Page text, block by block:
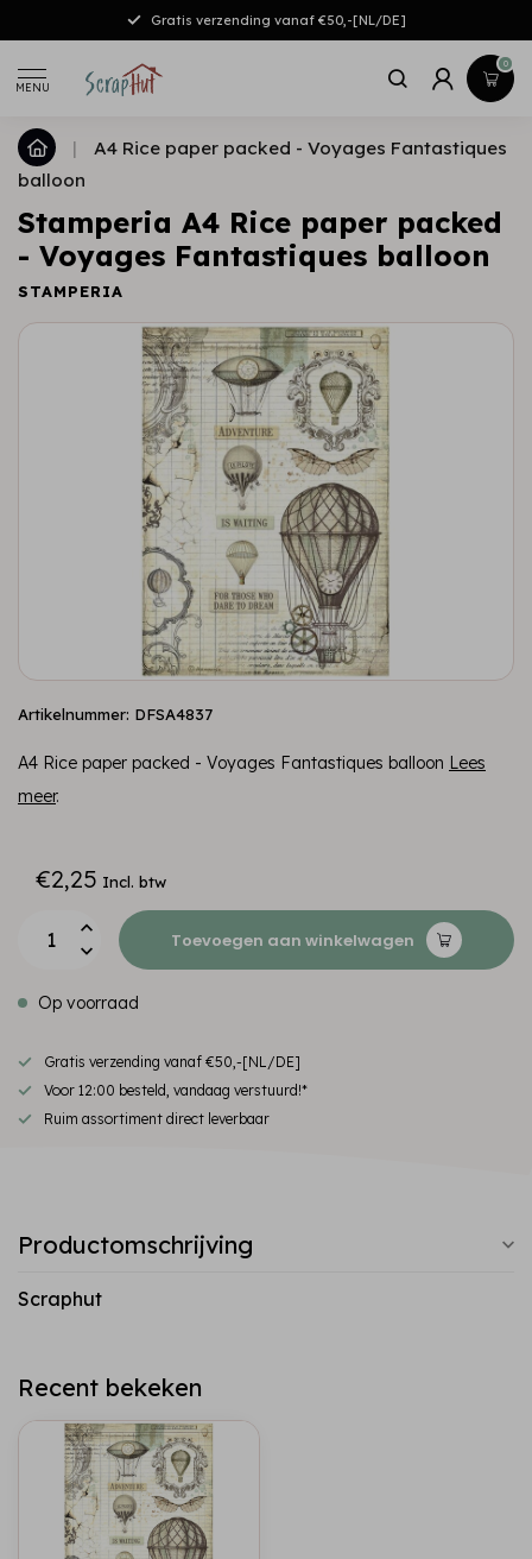
Gratis verzending vanaf €50,-[NL/DE]
MENU
0
|
A4 Rice paper packed - Voyages Fantastiques
balloon
Stamperia A4 Rice paper packed
- Voyages Fantastiques balloon
STAMPERIA
Artikelnummer: DFSA4837
A4 Rice paper packed - Voyages Fantastiques balloon Lees
meer.
€2,25 Incl. btw
Toevoegen aan winkelwagen
Op voorraad
Gratis verzending vanaf €50,-[NL/DE]
Voor 12:00 besteld, vandaag verstuurd!*
Ruim assortiment direct leverbaar
Productomschrijving
Scraphut
Recent bekeken